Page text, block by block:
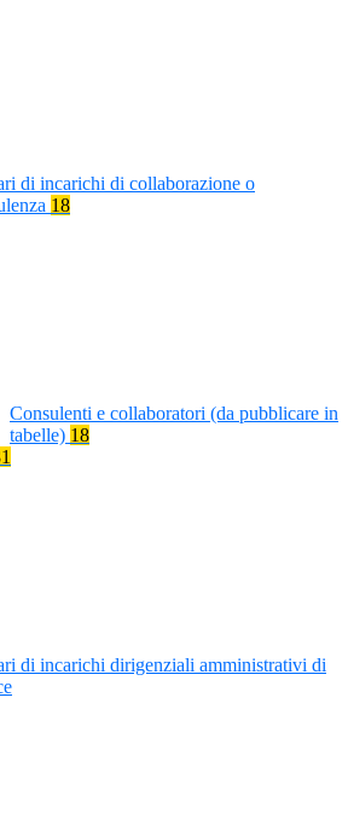
di incarichi di collaborazione o
18
Consulenti e collaboratori (da pubblicare in
tabelle) 18
di incarichi dirigenziali amministrativi di